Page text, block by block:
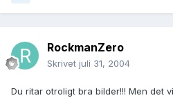
RockmanZero
Skrivet juli 31, 2004
Du ritar otroligt bra bilder!!! Men det